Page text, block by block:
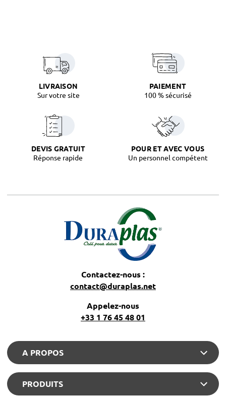
LIVRAISON
Sur votre site
PAIEMENT
100 % sécurisé
DEVIS GRATUIT
Réponse rapide
POUR ET AVEC VOUS
Un personnel compétent
Contactez-nous :
contact@duraplas.net
Appelez-nous
+33 1 76 45 48 01
A PROPOS
PRODUITS